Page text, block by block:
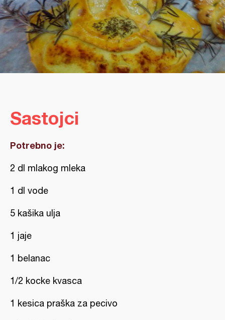
Sastojci
Potrebno je:
2 dl mlakog mleka
1 dl vode
5 kašika ulja
1 jaje
1 belanac
1/2 kocke kvasca
1 kesica praška za pecivo